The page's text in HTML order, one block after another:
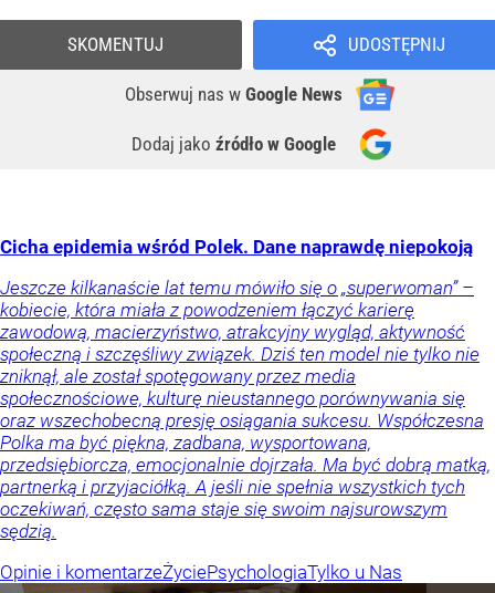
UDOSTĘPNIJ
Obserwuj nas w Google News
Dodaj jako źródło w Google
SKOMENTUJ
Cicha epidemia wśród Polek. Dane naprawdę niepokoją
Jeszcze kilkanaście lat temu mówiło się o „superwoman” –
kobiecie, która miała z powodzeniem łączyć karierę
zawodową, macierzyństwo, atrakcyjny wygląd, aktywność
społeczną i szczęśliwy związek. Dziś ten model nie tylko nie
zniknął, ale został spotęgowany przez media
społecznościowe, kulturę nieustannego porównywania się
oraz wszechobecną presję osiągania sukcesu. Współczesna
Polka ma być piękna, zadbana, wysportowana,
przedsiębiorcza, emocjonalnie dojrzała. Ma być dobrą matką,
partnerką i przyjaciółką. A jeśli nie spełnia wszystkich tych
oczekiwań, często sama staje się swoim najsurowszym
sędzią.
Opinie i komentarzeŻyciePsychologiaTylko u Nas